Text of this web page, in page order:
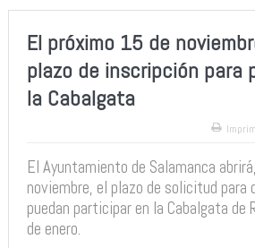
El próximo 15 de
plazo de inscripción para
la Cabalgata
El Ayuntamiento de Salamanca
noviembre, el plazo de solicitud para
puedan participar en la Cabalgata de
de enero.